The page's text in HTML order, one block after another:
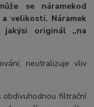
se náramekod
a velikostí. Náramek
originál „na
neutralizuje vliv
obdivuhodnou filtrační